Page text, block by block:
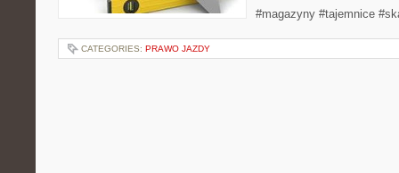
#magazyny #tajemnice
CATEGORIES: PRAWO JAZDY